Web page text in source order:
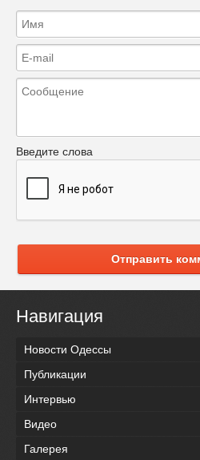
Введите слова
Отправить
Навигация
Новости Одессы
Публикации
Интервью
Видео
Галерея